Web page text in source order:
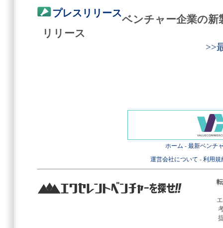
プレスリリース
ベンチャー企業の新
リリース
>>
ホーム - 最新ベンチ
運営会社について - 利用規